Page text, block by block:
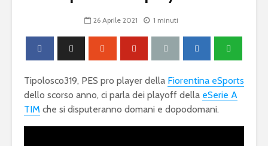
26 Aprile 2021 1 minuti
Tipolosco319, PES pro player della Fiorentina eSports
dello scorso anno, ci parla dei playoff della eSerie A
TIM che si disputeranno domani e dopodomani.